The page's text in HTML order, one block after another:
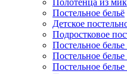
Полотенца из
Постельное бельё
Детское
Подростковое
Постельное
Постельное
Постельное белье